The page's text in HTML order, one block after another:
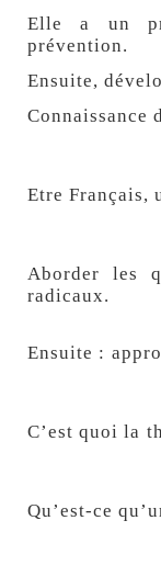
Elle a un
prévention.
Ensuite,
Etre
Aborder les
Ensuite : a
C’est quoi
Qu’est-ce